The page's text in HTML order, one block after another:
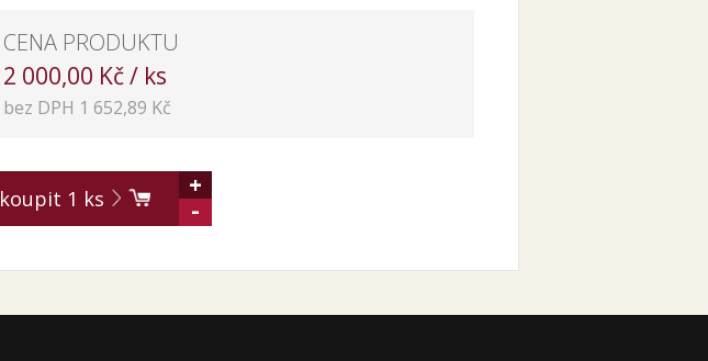
CENA PRODUKTU
2 000,00 Kč / ks
bez DPH 1 652,89 Kč
koupit 1 ks
+
-